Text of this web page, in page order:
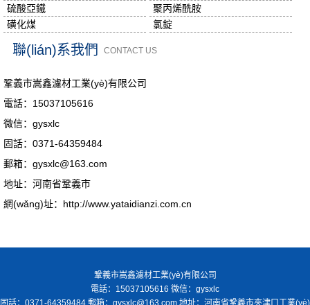
硫酸亞鐵
聚丙烯酰胺
磺化煤
氯錠
聯(lián)系我們 CONTACT US
鞏義市嵩鑫濾材工業(yè)有限公司
電話：15037105616
微信：gysxlc
固話：0371-64359484
郵箱：gysxlc@163.com
地址：河南省鞏義市
網(wǎng)址：http://www.yataidianzi.com.cn
鞏義市嵩鑫濾材工業(yè)有限公司
電話：15037105616 微信：gysxlc